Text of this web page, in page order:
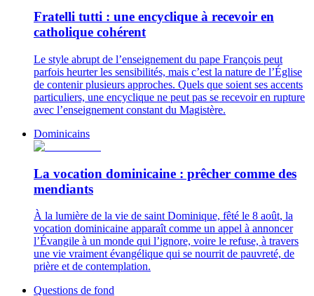
Fratelli tutti : une encyclique à recevoir en
catholique cohérent
Le style abrupt de l’enseignement du pape François peut
parfois heurter les sensibilités, mais c’est la nature de l’Église
de contenir plusieurs approches. Quels que soient ses accents
particuliers, une encyclique ne peut pas se recevoir en rupture
avec l’enseignement constant du Magistère.
Dominicains
La vocation dominicaine : prêcher comme des
mendiants
À la lumière de la vie de saint Dominique, fêté le 8 août, la
vocation dominicaine apparaît comme un appel à annoncer
l’Évangile à un monde qui l’ignore, voire le refuse, à travers
une vie vraiment évangélique qui se nourrit de pauvreté, de
prière et de contemplation.
Questions de fond